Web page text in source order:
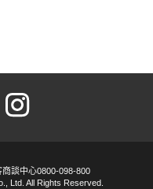
談中心0800-098-800
Ltd. All Rights Reserved.